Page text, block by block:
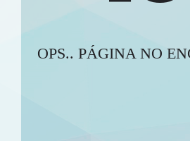
OPS.. PÁGINA NO